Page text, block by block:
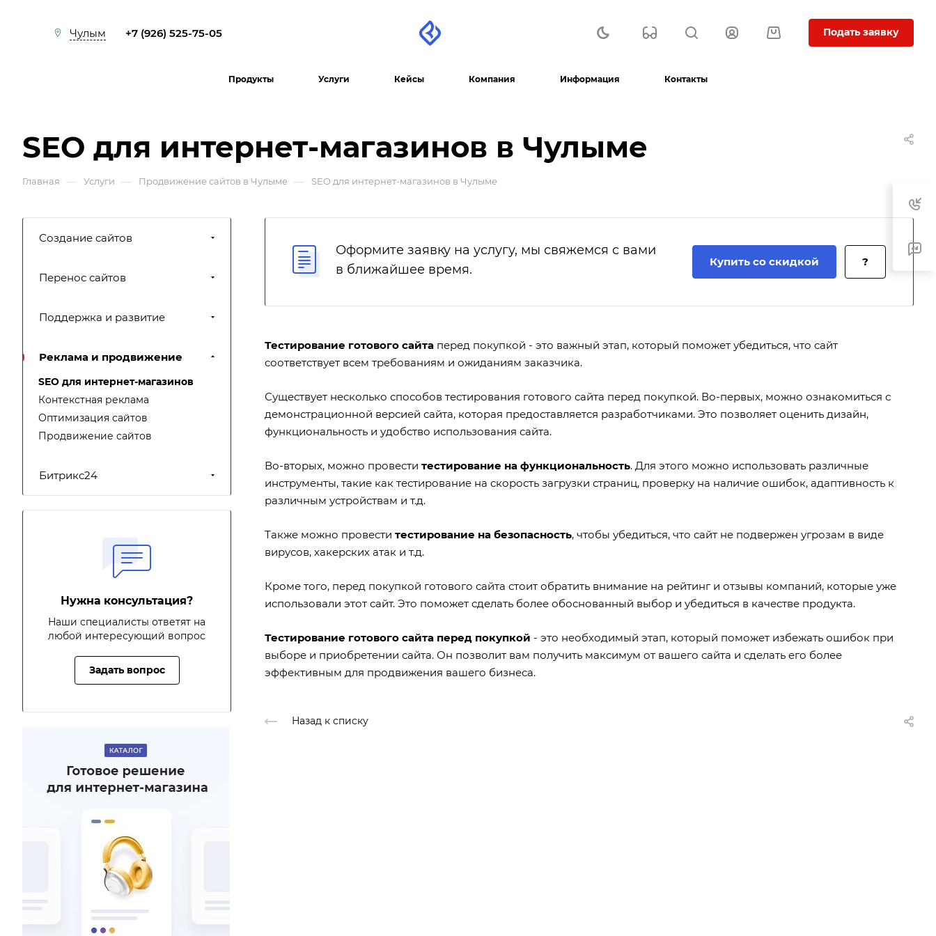
Чулым +7 (926) 525-75-05 Подать заявку
Продукты Услуги Кейсы Компания Информация Контакты
SEO для интернет-магазинов в Чулыме
Главная — Услуги — Продвижение сайтов в Чулыме — SEO для интернет-магазинов в Чулыме
Оформите заявку на услугу, мы свяжемся с вами
в ближайшее время.
Купить со скидкой ?
Тестирование готового сайта перед покупкой - это важный этап, который поможет убедиться, что сайт
соответствует всем требованиям и ожиданиям заказчика.
Существует несколько способов тестирования готового сайта перед покупкой. Во-первых, можно ознакомиться с
демонстрационной версией сайта, которая предоставляется разработчиками. Это позволяет оценить дизайн,
функциональность и удобство использования сайта.
Во-вторых, можно провести тестирование на функциональность. Для этого можно использовать различные
инструменты, такие как тестирование на скорость загрузки страниц, проверку на наличие ошибок, адаптивность к
различным устройствам и т.д.
Также можно провести тестирование на безопасность, чтобы убедиться, что сайт не подвержен угрозам в виде
вирусов, хакерских атак и т.д.
Кроме того, перед покупкой готового сайта стоит обратить внимание на рейтинг и отзывы компаний, которые уже
использовали этот сайт. Это поможет сделать более обоснованный выбор и убедиться в качестве продукта.
Тестирование готового сайта перед покупкой - это необходимый этап, который поможет избежать ошибок при
выборе и приобретении сайта. Он позволит вам получить максимум от вашего сайта и сделать его более
эффективным для продвижения вашего бизнеса.
Назад к списку
Создание сайтов
Перенос сайтов
Поддержка и развитие
Реклама и продвижение
SEO для интернет-магазинов
Контекстная реклама
Оптимизация сайтов
Продвижение сайтов
Битрикс24
Нужна консультация?
Наши специалисты ответят на
любой интересующий вопрос
Задать вопрос